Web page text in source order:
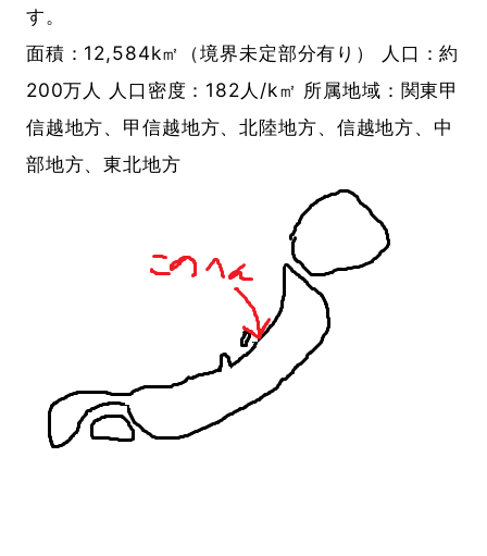
す。
面積：12,584k㎡（境界未定部分有り） 人口：約
200万人 人口密度：182人/k㎡ 所属地域：関東甲
信越地方、甲信越地方、北陸地方、信越地方、中
部地方、東北地方